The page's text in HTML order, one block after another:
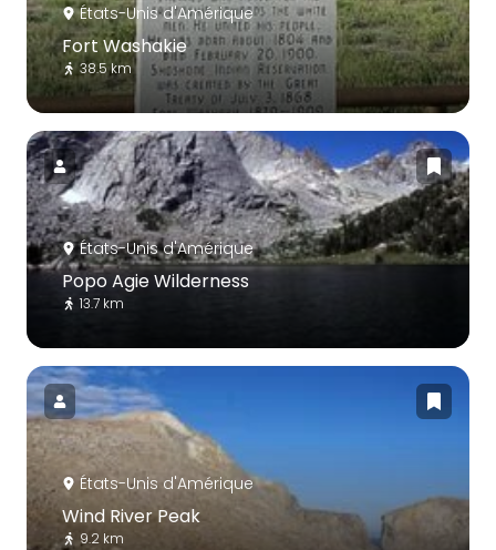
États-Unis d'Amérique
Fort Washakie
38.5 km
États-Unis d'Amérique
Popo Agie Wilderness
13.7 km
États-Unis d'Amérique
Wind River Peak
9.2 km